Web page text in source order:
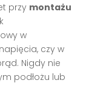
przy montażu
w
czy w
Nigdy nie
podłożu lub